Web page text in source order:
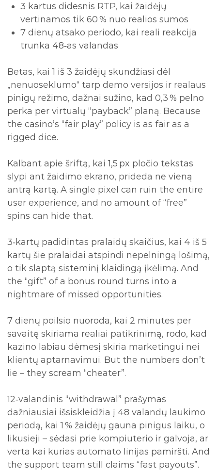
3 kartus didesnis RTP, kai žaidėjų
vertinamos tik 60 % nuo realios sumos
7 dienų atsako periodo, kai reali reakcija
trunka 48‑as valandas
Betas, kai 1 iš 3 žaidėjų skundžiasi dėl
„nenuoseklumo“ tarp demo versijos ir realaus
pinigų režimo, dažnai sužino, kad 0,3 % pelno
perka per virtualų “payback” planą. Because
the casino’s “fair play” policy is as fair as a
rigged dice.
Kalbant apie šriftą, kai 1,5 px pločio tekstas
slypi ant žaidimo ekrano, prideda ne vieną
antrą kartą. A single pixel can ruin the entire
user experience, and no amount of “free”
spins can hide that.
3‑kartų padidintas pralaidų skaičius, kai 4 iš 5
kartų šie pralaidai atspindi nepelningą lošimą,
o tik slaptą sisteminį klaidingą įkėlimą. And
the “gift” of a bonus round turns into a
nightmare of missed opportunities.
7 dienų poilsio nuoroda, kai 2 minutes per
savaitę skiriama realiai patikrinimą, rodo, kad
kazino labiau dėmesį skiria marketingui nei
klientų aptarnavimui. But the numbers don’t
lie – they scream “cheater”.
12‑valandinis “withdrawal” prašymas
dažniausiai išsiskleidžia į 48 valandų laukimo
periodą, kai 1 % žaidėjų gauna pinigus laiku, o
likusieji – sėdasi prie kompiuterio ir galvoja, ar
verta kai kurias automato linijas pamiršti. And
the support team still claims “fast payouts”.